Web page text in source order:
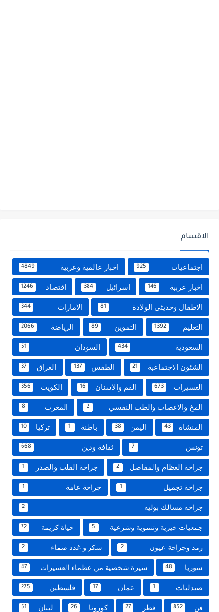
الاقسام
اجتماعيات 925 اخبار عالمية وعربية 4849
اخبار عربية 146 اسرائيل 384 اقتصاد 1246
الاطفال وحديثى الولادة 81 الامارات 344
التعليم 1392 التموين 89 الرياضة 2066
السعودية 434 السودان 51
الشئون الاجتماعية 21 الطقس 137 العراق 37
العسيرات 673 الفم والاسنان 16 الكويت 356
المخ والاعصاب والطب النفسي 2 المغرب 8
المنشاة 43 اليمن 38 باطنة 1 تركيا 10
تونس 7 ثقافة ودين 668
جراحة العظام والمفاصل 2 جراحة القلب والصدر 1
جراحة تجميل 1 جراحة عامة 1
جراحة مسالك بولية 2
جمعيات خيرية وتنموية وشرعية 5 حياة كريمة 72
رمد وجراحة عيون 2 سكر و غدد صماء 2
سوريا 48 سيرة شخصية من عظماء العسيرات 47
صيدليات 1 عمان 17 فلسطين 275
فن 852 قطر 27 كورونا 26 لبنان 51